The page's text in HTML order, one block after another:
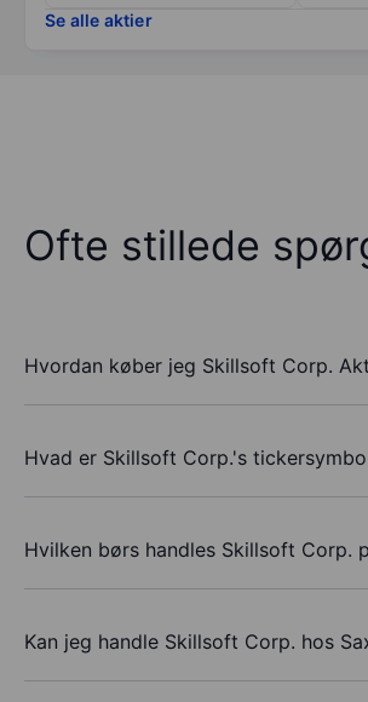
Se alle aktier
Ofte stillede
Hvordan køber jeg Skillsoft Corp.
Hvad er Skillsoft Corp.'s
Hvilken børs handles Skillsoft Corp.
Kan jeg handle Skillsoft Corp. hos